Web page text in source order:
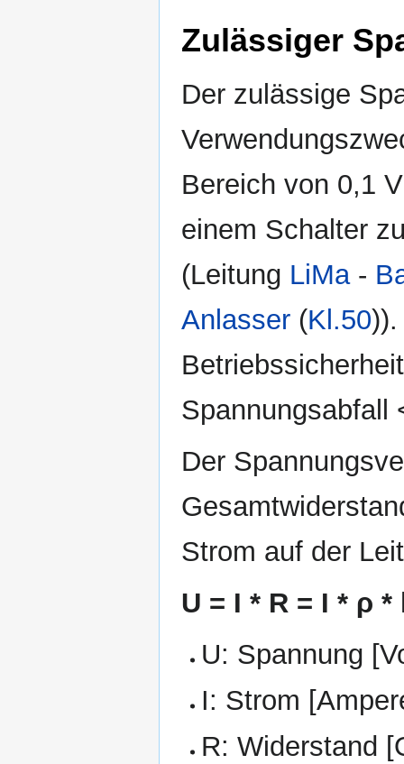
Zulässiger
Der zulässige
Bereich von 0,1
einem Schalter
(Leitung LiMa-
Anlasser (Kl.50
Spannungsabfall
Der
Strom auf der
U = I * R = I * ρ *
U: Spannung
I: Strom
R: Widerstand